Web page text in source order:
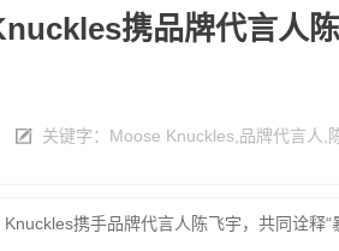
携品牌代言人
关键字： Moose Knuckles 品牌代言人
携手品牌代言人陈飞宇，共同诠释“